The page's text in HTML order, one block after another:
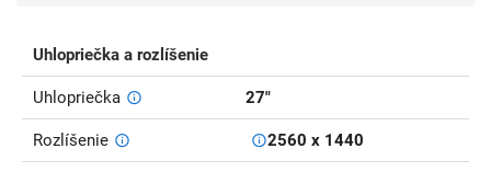
Uhlopriečka a rozlíšenie
Uhlopriečka 27"
Rozlíšenie 2560 x 1440